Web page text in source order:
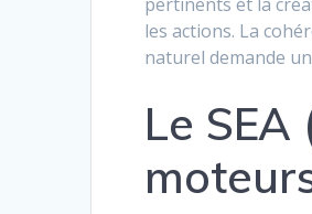
les actions. La
naturel demande
Le